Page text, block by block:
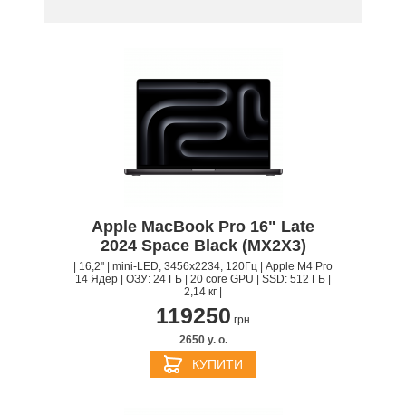
Apple MacBook Pro 16" Late
2024 Space Black (MX2X3)
| 16,2" | mini-LED, 3456x2234, 120Гц | Apple M4 Pro
14 Ядер | ОЗУ: 24 ГБ | 20 core GPU | SSD: 512 ГБ |
2,14 кг |
119250 грн
2650 y. о.
КУПИТИ